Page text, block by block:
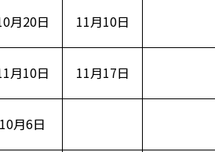
月20日 11月10日
月10日 11月17日
10月6日